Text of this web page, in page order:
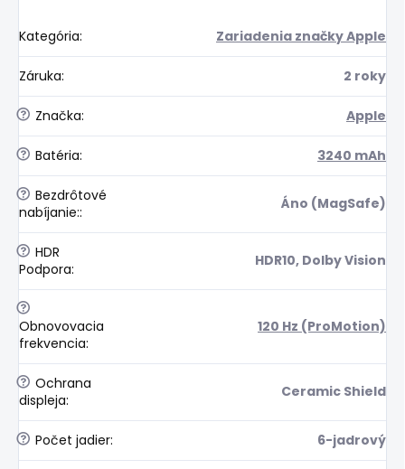
Kategória: Zariadenia značky Apple
Záruka: 2 roky
? Značka: Apple
? Batéria: 3240 mAh
? Bezdrôtové
nabíjanie:: Áno (MagSafe)
? HDR
Podpora: HDR10, Dolby Vision
?
Obnovovacia
frekvencia:
120 Hz (ProMotion)
? Ochrana
displeja: Ceramic Shield
? Počet jadier: 6-jadrový